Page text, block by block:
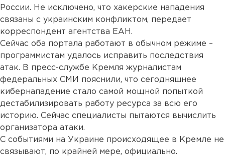
России. Не исключено, что хакерские нападения
связаны с украинским конфликтом, передает
корреспондент агентства ЕАН.
Сейчас оба портала работают в обычном режиме –
программистам удалось исправить последствия
атак. В пресс-службе Кремля журналистам
федеральных СМИ пояснили, что сегодняшнее
кибернападение стало самой мощной попыткой
дестабилизировать работу ресурса за всю его
историю. Сейчас специалисты пытаются вычислить
организатора атаки.
С событиями на Украине происходящее в Кремле не
связывают, по крайней мере, официально.